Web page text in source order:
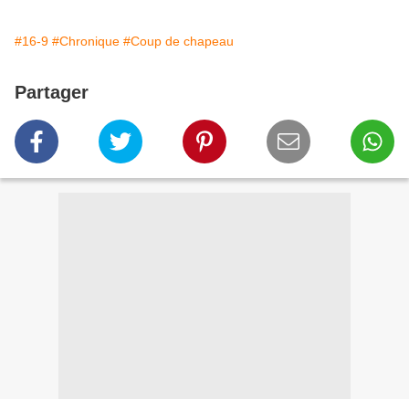
#16-9 #Chronique #Coup de chapeau
Partager